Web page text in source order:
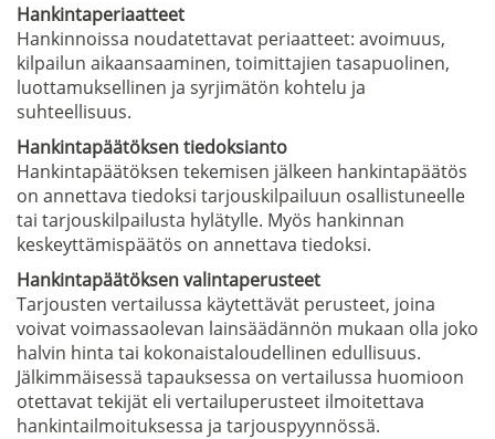
Hankintaperiaatteet
Hankinnoissa noudatettavat periaatteet: avoimuus,
kilpailun aikaansaaminen, toimittajien tasapuolinen,
luottamuksellinen ja syrjimätön kohtelu ja
suhteellisuus.
Hankintapäätöksen tiedoksianto
Hankintapäätöksen tekemisen jälkeen hankintapäätös
on annettava tiedoksi tarjouskilpailuun osallistuneelle
tai tarjouskilpailusta hylätylle. Myös hankinnan
keskeyttämispäätös on annettava tiedoksi.
Hankintapäätöksen valintaperusteet
Tarjousten vertailussa käytettävät perusteet, joina
voivat voimassaolevan lainsäädännön mukaan olla joko
halvin hinta tai kokonaistaloudellinen edullisuus.
Jälkimmäisessä tapauksessa on vertailussa huomioon
otettavat tekijät eli vertailuperusteet ilmoitettava
hankintailmoituksessa ja tarjouspyynnössä.